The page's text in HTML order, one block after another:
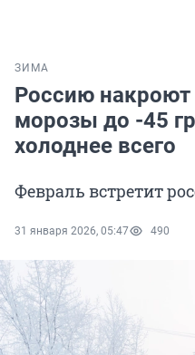
ЗИМА
Россию
морозы до -45
холоднее всего
Февраль встретит
31 января 2026, 05:47 490